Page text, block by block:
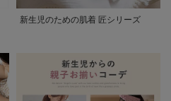
新生児のための肌着 匠シリーズ